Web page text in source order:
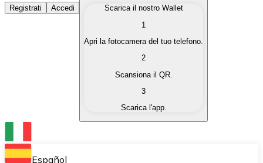
Acquista Criptovalute
Acquista le criptovalute che ti interessano in modo
Converti le tue criptovalute in valuta fiat quando ne
Scambia una criptovaluta con un'altra
Conserva le tue cripto in un Wallet self-custodial.
Registrati Accedi
Scarica il nostro Wallet
1
Apri la fotocamera del tuo telefono.
2
Scansiona il QR.
3
Scarica l'app.
Español